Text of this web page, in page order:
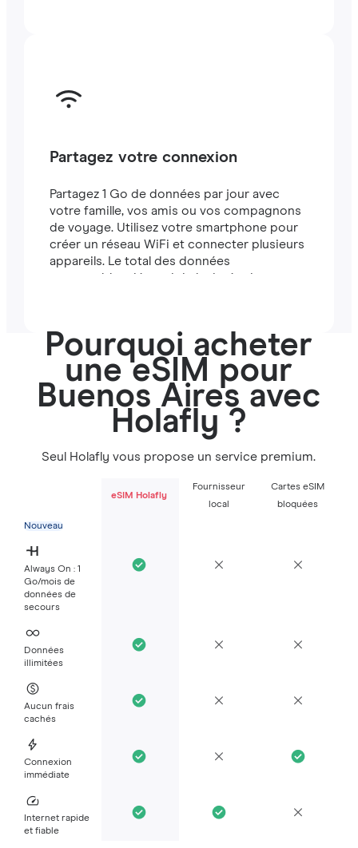
Partagez votre connexion
Partagez 1 Go de données par jour avec
votre famille, vos amis ou vos compagnons
de voyage. Utilisez votre smartphone pour
créer un réseau WiFi et connecter plusieurs
appareils. Le total des données
partageables dépend de la durée de votre
Pourquoi acheter
une eSIM pour
Buenos Aires avec
Holafly ?
Seul Holafly vous propose un service premium.
eSIM Holafly
Fournisseur
local
Cartes eSIM
bloquées
Nouveau
Always On : 1
Go/mois de
données de
secours
Données
illimitées
Aucun frais
cachés
Connexion
immédiate
Internet rapide
et fiable